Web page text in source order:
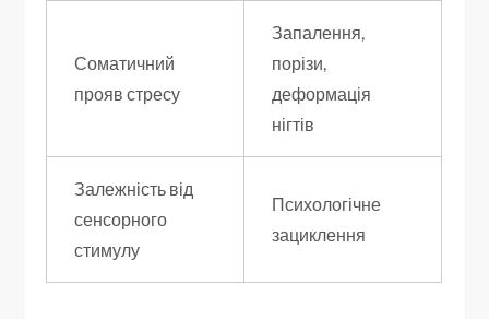
Соматичний
прояв стресу
Запалення,
порізи,
деформація
нігтів
Залежність від
сенсорного
стимулу
Психологічне
зациклення